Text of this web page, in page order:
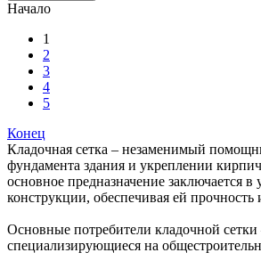
Начало
1
2
3
4
5
Конец
Кладочная сетка – незаменимый
фундамента здания и укреплении
основное предназначение заключается в
конструкции, обеспечивая ей прочность
Основные потребители кладочной сетки
специализирующиеся на